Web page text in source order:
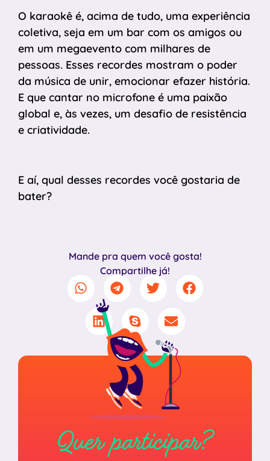
O karaokê é, acima de tudo, uma experiência
coletiva, seja em um bar com os amigos ou
em um megaevento com milhares de
pessoas. Esses recordes mostram o poder
da música de unir, emocionar efazer história.
E que cantar no microfone é uma paixão
global e, às vezes, um desafio de resistência
e criatividade.
E aí, qual desses recordes você gostaria de
bater?
Mande pra quem você gosta!
Compartilhe já!
Quer participar?